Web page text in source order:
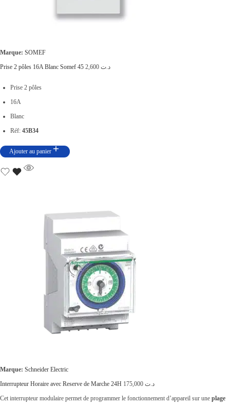
Marque: SOMEF
Prise 2 pôles 16A Blanc Somef 45
د.ت
Prise 2 pôles
16A
Blanc
Réf: 45B34
Ajouter au panier
Marque: Schneider Electric
Interrupteur Horaire avec Reserve de Marche 24H
د.ت
Cet interrupteur modulaire permet de programmer le fonctionnement d’appareil sur une plage